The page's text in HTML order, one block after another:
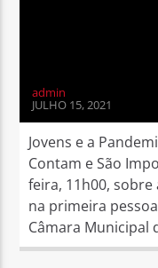
admin
JULHO 15, 2021
Jovens e a
Contam e São
feira, 11h00,
na primeira
Câmara Municipal